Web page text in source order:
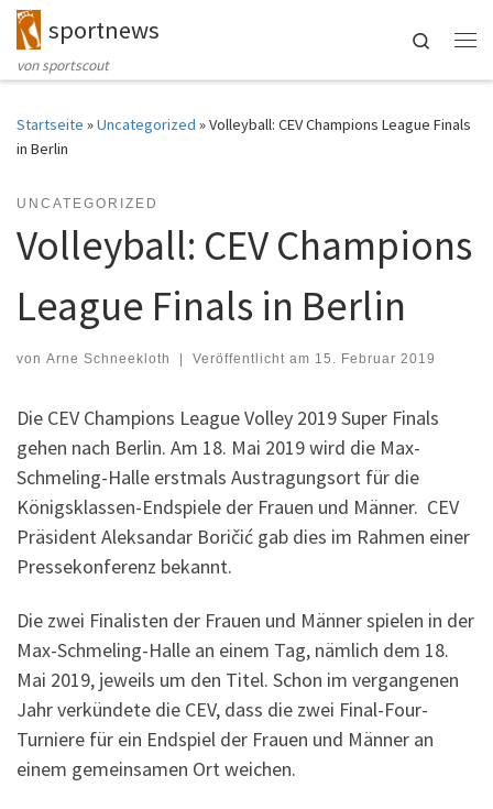
Zum Inhalt springen
sportnews
von sportscout
Search
Startseite »Uncategorized »Volleyball: CEV Champions League Finals
in Berlin
UNCATEGORIZED
Volleyball: CEV Champions
League Finals in Berlin
von Arne Schneekloth | Veröffentlicht am 15. Februar 2019
Die CEV Champions League Volley 2019 Super Finals
gehen nach Berlin. Am 18. Mai 2019 wird die Max-
Schmeling-Halle erstmals Austragungsort für die
Königsklassen-Endspiele der Frauen und Männer. CEV
Präsident Aleksandar Boričić gab dies im Rahmen einer
Pressekonferenz bekannt.
Die zwei Finalisten der Frauen und Männer spielen in der
Max-Schmeling-Halle an einem Tag, nämlich dem 18.
Mai 2019, jeweils um den Titel. Schon im vergangenen
Jahr verkündete die CEV, dass die zwei Final-Four-
Turniere für ein Endspiel der Frauen und Männer an
einem gemeinsamen Ort weichen.